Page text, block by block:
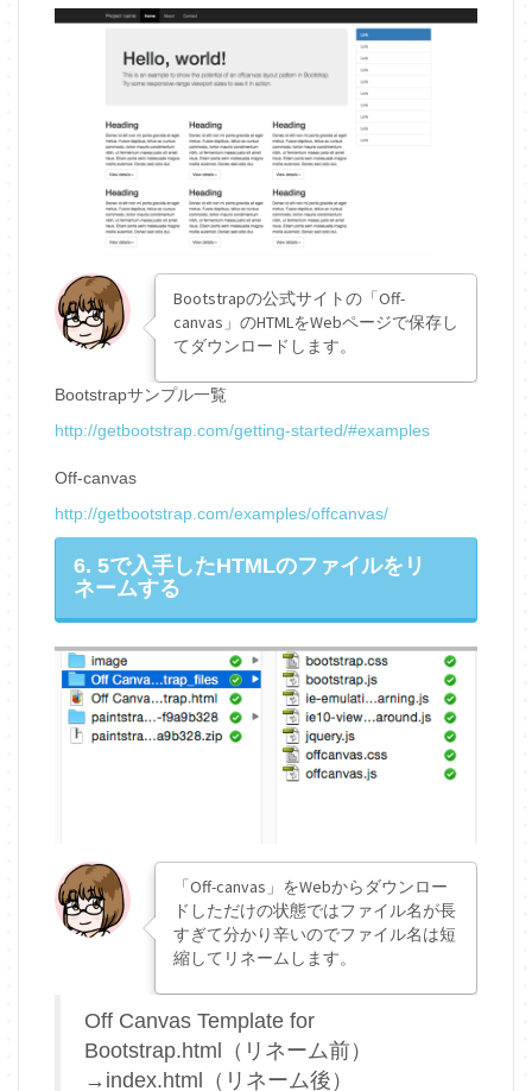
Bootstrapの公式サイトの「Off-
canvas」のHTMLをWebページで保存し
てダウンロードします。
Bootstrapサンプル一覧
http://getbootstrap.com/getting-started/#examples
Off-canvas
http://getbootstrap.com/examples/offcanvas/
6. 5で入手したHTMLのファイルをリ
ネームする
「Off-canvas」をWebからダウンロー
ドしただけの状態ではファイル名が長
すぎて分かり辛いのでファイル名は短
縮してリネームします。
Off Canvas Template for
Bootstrap.html（リネーム前）
→index.html（リネーム後）